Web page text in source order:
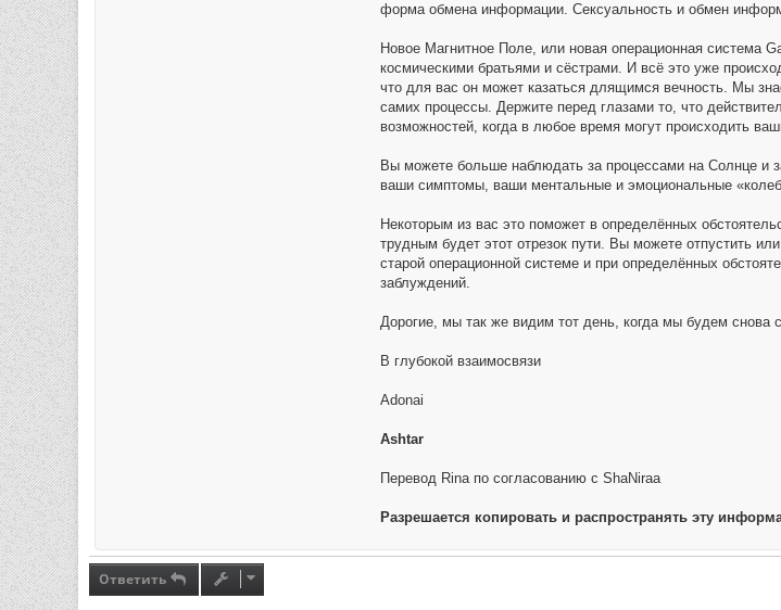
форма обмена информации. Сексуальность и обмен
Новое Магнитное Поле, или новая операционная система
космическими братьями и сёстрами. И всё это уже
что для вас он может казаться длящимся вечность. Мы
самих процессы. Держите перед глазами то, что
возможностей, когда в любое время могут происходить
Вы можете больше наблюдать за процессами на Солнце и
ваши симптомы, ваши ментальные и эмоциональные
Некоторым из вас это поможет в определённых
трудным будет этот отрезок пути. Вы можете отпустить
старой операционной системе и при определённых
заблуждений.
Дорогие, мы так же видим тот день, когда мы будем снова
В глубокой взаимосвязи
Adonai
Ashtar
Перевод Rina по согласованию с ShaNiraa
Разрешается копировать и распространять эту
Ответить